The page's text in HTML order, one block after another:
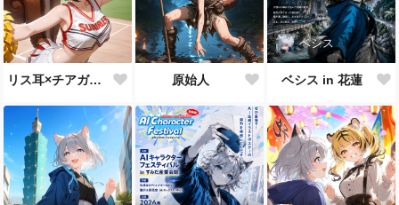
リス耳×チアガール 原始人
ベシス
ベシス in 花蓮